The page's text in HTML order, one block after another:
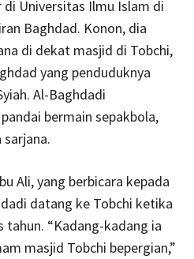
Universitas Ilmu Islam di
Baghdad. Konon, dia
di dekat masjid di Tobchi,
yang penduduknya
Al-Baghdadi
bermain sepakbola,
Ali, yang berbicara kepada
datang ke Tobchi ketika
tahun. “Kadang-kadang ia
masjid Tobchi bepergian,”